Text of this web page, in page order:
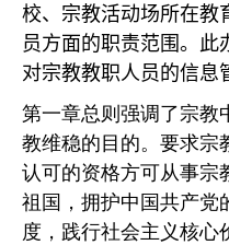
校、宗教活动场所在教
员方面的职责范围。此
对宗教教职人员的信息
第一章总则强调了宗教
教维稳的目的。要求宗
认可的资格方可从事宗
祖国，拥护中国共产党
度，践行社会主义核心